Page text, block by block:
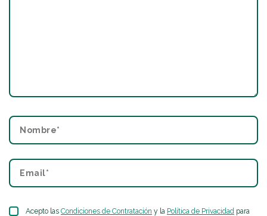
Acepto las Condiciones de Contratación y la Política de Privacidad para